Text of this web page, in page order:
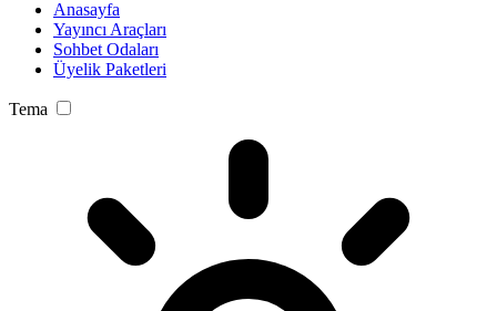
Anasayfa
Yayıncı Araçları
Sohbet Odaları
Üyelik Paketleri
Tema